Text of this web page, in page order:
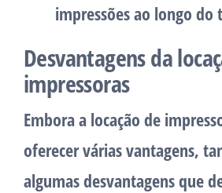
impressões ao longo do
Desvantagens da
impressoras
Embora a locação de
oferecer várias vantagens,
algumas desvantagens que